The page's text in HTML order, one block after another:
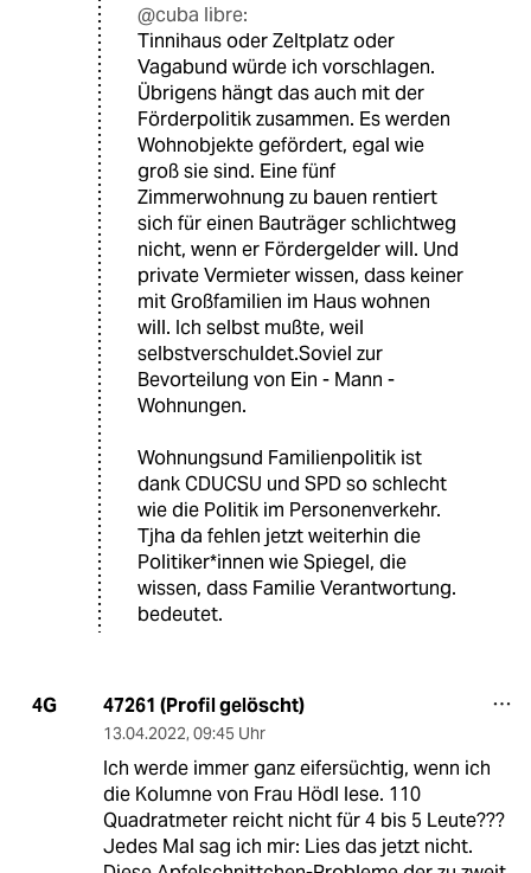
@cuba libre:
Tinnihaus oder Zeltplatz oder
Vagabund würde ich vorschlagen.
Übrigens hängt das auch mit der
Förderpolitik zusammen. Es werden
Wohnobjekte gefördert, egal wie
groß sie sind. Eine fünf
Zimmerwohnung zu bauen rentiert
sich für einen Bauträger schlichtweg
nicht, wenn er Fördergelder will. Und
private Vermieter wissen, dass keiner
mit Großfamilien im Haus wohnen
will. Ich selbst mußte, weil
selbstverschuldet.Soviel zur
Bevorteilung von Ein - Mann -
Wohnungen.
Wohnungsund Familienpolitik ist
dank CDUCSU und SPD so schlecht
wie die Politik im Personenverkehr.
Tjha da fehlen jetzt weiterhin die
Politiker*innen wie Spiegel, die
wissen, dass Familie Verantwortung.
bedeutet.
4G 47261 (Profil gelöscht)
13.04.2022, 09:45 Uhr
Ich werde immer ganz eifersüchtig, wenn ich
die Kolumne von Frau Hödl lese. 110
Quadratmeter reicht nicht für 4 bis 5 Leute???
Jedes Mal sag ich mir: Lies das jetzt nicht.